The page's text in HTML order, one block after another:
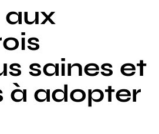
aux
saines et
à adopter